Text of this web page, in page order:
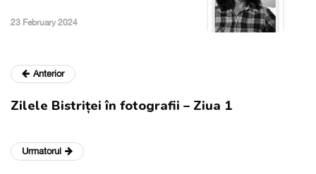
23 February 2024
Anterior
Zilele Bistriței în fotografii – Ziua 1
Urmatorul